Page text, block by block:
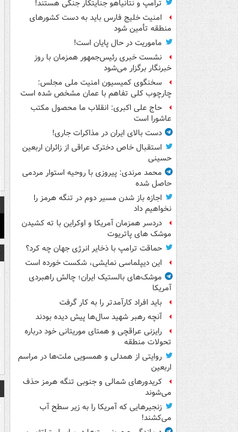
ترامپ و نتانیاهو جنایتکار جنگی هستند!
امنیت خلیج فارس باید به دست کشورهای
منطقه تأمین شود
ماموریت در حال پایان است!
نشست خبری رئیس‌جمهور همزمان با روز
خبرنگار برگزار می‌شود
سخنگوی کمیسیون امنیت ملی مجلس:
چارچوب کلی تفاهم با عمان مشخص شده است
حاج علی اکبری: انقلاب ما محصول مکتب
عاشورا است
دست بالای ایران در مذاکرات جاری!
استقبال خاص دخترک عراقی از زائران اربعین
حسینی
محمد مرندی: پیروزی با روحیه استوار مردمی
حاصل شده
اجازه باز شدن مسیر دوم در تنگه هرمز را
نخواهیم داد
دردسر همزمان آمریکا و اوکراین با ته کشیدن
موشک های پاتریوت
حماقت ترامپ با ذخایر انرژی جهان چه کرد؟
این دیپلماسی نمایشی، شکست خورده است
موشک‌های بالستیک ایران؛ چالش راهبردی
آمریکا
باید افراد کارآمدتر را به کار گرفت
آنچه رهبر شهید سال‌ها پیش دیده بودند
رایزنی عراقچی و همتای موریتانی خود درباره
تحولات منطقه
روایتی از همدلی و همسویی ملت‌ها در مراسم
اربعین
کریدورهای شمالی و جنوبی تنگه هرمز حذف
می‌شوند
زنجیرهایی که آمریکا را به زیر سطح آب
می‌کشند!